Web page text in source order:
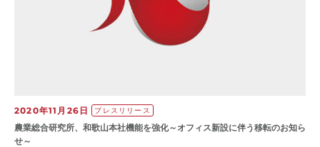
2020年11月26日 プレスリリース
農業総合研究所、和歌山本社機能を強化～オフィス新設に伴う移転のお知ら
せ～